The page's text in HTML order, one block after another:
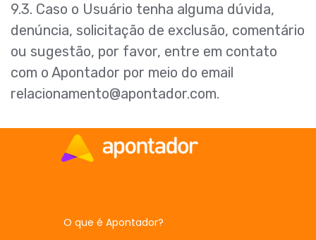
9.3. Caso o Usuário tenha alguma dúvida,
denúncia, solicitação de exclusão, comentário
ou sugestão, por favor, entre em contato
com o Apontador por meio do email
relacionamento@apontador.com.
O que é Apontador?